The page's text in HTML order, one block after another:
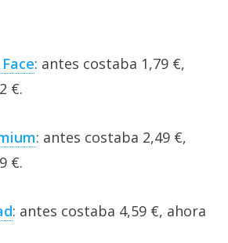
: antes costaba 1,79 €,
€.
: antes costaba 2,49 €,
€.
: antes costaba 4,59 €, ahora